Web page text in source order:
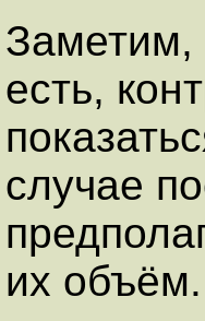
Заметим,
есть,
случае
их объём.